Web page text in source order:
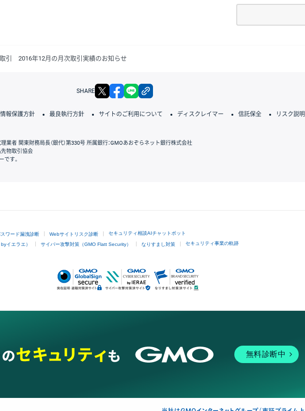
引 2016年12月の月次取引実績のお知らせ
SHARE X facebook
報保護方針 最良執行方針 サイトのご利用について ディスクレイマー 信託保全 リスク説明
者 関東財務局長（銀代）第330号 所属銀行：GMOあおぞらネット銀行株式会社
先物取引協会
です。
スワード漏洩診断 Webサイトリスク診断 セキュリティ相談AIチャットボット
イエラエ） サイバー攻撃対策（GMO Flatt Security） なりすまし対策 セキュリティ事業の軌跡
無料診断中